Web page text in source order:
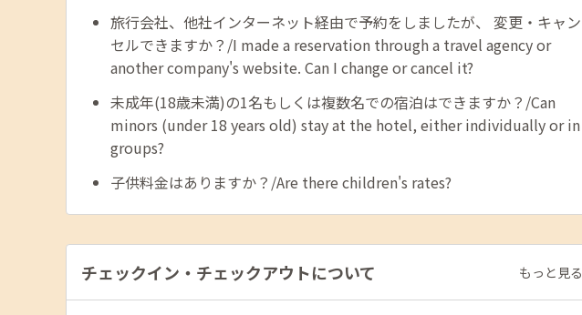
旅行会社、他社インターネット経由で予約をしましたが、 変更・キャン
セルできますか？/I made a reservation through a travel agency or
another company's website. Can I change or cancel it?
未成年(18歳未満)の1名もしくは複数名での宿泊はできますか？/Can
minors (under 18 years old) stay at the hotel, either individually or in
groups?
子供料金はありますか？/Are there children's rates?
チェックイン・チェックアウトについて もっと見る